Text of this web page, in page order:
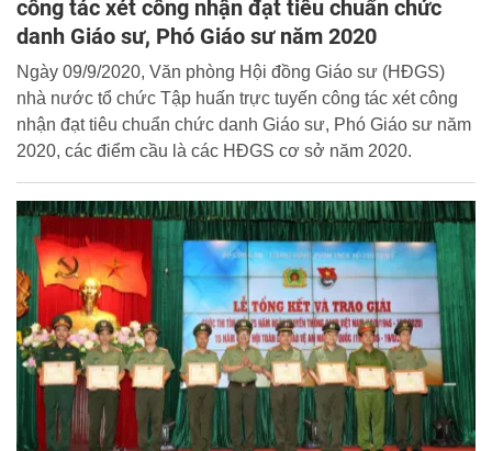
công tác xét công nhận đạt tiêu chuẩn chức
danh Giáo sư, Phó Giáo sư năm 2020
Ngày 09/9/2020, Văn phòng Hội đồng Giáo sư (HĐGS)
nhà nước tổ chức Tập huấn trực tuyến công tác xét công
nhận đạt tiêu chuẩn chức danh Giáo sư, Phó Giáo sư năm
2020, các điểm cầu là các HĐGS cơ sở năm 2020.